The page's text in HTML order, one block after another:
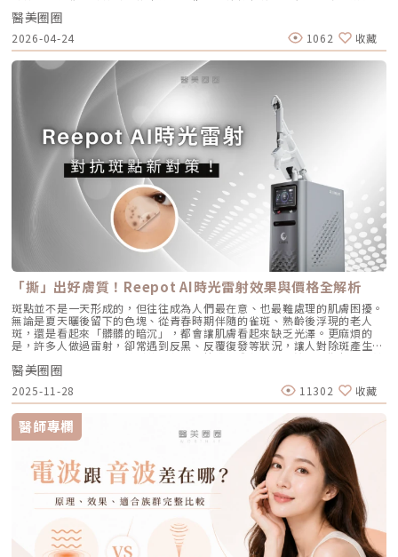
程，觀察治療前後肌膚狀態的變化，供大家參考了解療程效果。璞菲洛
Profhilo常見Q&AQ1：PROFHILO和水光療程有什麼差別？ 水光著重在肌
膚表層補水，讓皮膚變得水嫩透亮；而PROFHILO作用層次更深，不只補
水，還能活化膠原蛋白、彈力蛋白等細胞修復，提升整體彈性與緊緻度。它
的特點是透過穩定擴散來刺激肌膚自我修復，不靠刺激或破壞，適合想全面
改善膚況的人。Q2：可以和電波、音波等療程搭配嗎？ 可與電波、音波等
療程搭配使用，建議間隔約兩週，具體施打順序與時間需由醫師評估。電
波、音波術後可加速肌膚修復並延長效果，但需等皮膚完全降溫後再進行
Profhilo療程。施打前請務必諮詢醫師，遵從專業建議安排療程。Q3：璞
菲洛每年需要打幾次？ 一個完整療程通常包含三次施打，前兩次相隔約一
個月，第三次則可在四到六個月後進行。視個人膚況與需求，也可安排後續
加強療程，以延續效果。Q4：頸紋、手部老化也能打嗎？ 可以。Profhilo
在頸部與手背同樣有良好表現，能改善乾紋與鬆弛，是全方位肌膚重建療
程。Q5：是否適合所有膚質？ 大多數人皆可接受，但孕婦、哺乳中女性與
對玻尿酸過敏者不建議施打。Q6：哪些人適合做Profhilo？需要幾歲才能
做？Profhilo適合有初期老化、乾燥或鬆弛困擾的人，通常建議從30歲以後
就可以評估施作。特別推薦給希望改善膚況，又不想讓五官改變或產生膨脹
感的人。Q7：施打Profhilo會很痛嗎？會不會腫？需要修復期嗎？療程過
程簡單快速，使用極細針在臉部五個特定位點注射，疼痛感輕微。少數人會
有暫時性紅腫或小腫塊，通常幾小時內可自然消退，不會影響日常活動。
Q8：Profhilo成分天然嗎？會不會引起過敏？Profhilo採用高純度、非動
物來源的玻尿酸，不含常見交聯劑成分，安全性高，過敏反應發生機率非常
低，並獲得歐盟CE安全認證。Profhilo璞菲洛是突破傳統玻尿酸觀念的療
程，不以填充為主，而是提升肌膚自癒力與膚質的「逆時針保養」新選擇。
如果你渴望不影響生活的微創保養，並希望從根本改善膚質，Profhilo 絕
對值得你列入考量。在選擇療程前，務必諮詢專業醫師，評估自身膚況與適
合方案，才能真正達到年輕又自然的理想狀態。選擇合法診所、專業醫師與
原廠產品，是安全變美的不二法門。★溫馨提醒★小編要提醒大家，醫療並
非單純的商業交易，所有的療程都伴隨著風險。因此，作為消費者應該謹慎
選擇合適的醫療方案，以確保安全與健康。
技術，結合我對面部結構的美感理解，悉心守護妳每一寸肌膚的張力。如果
您也對輪廓的流失感到焦慮，或者正猶豫哪種療程最適合自己，歡迎預約來
診間，讓我們在一個放鬆、透明的環境下，一起討論出最適合您的減齡計
畫。
藍寶石接觸式冷卻系統。在雷射擊發前、擊發中與擊發後，冷卻系統會持續
將表皮溫度維持在安全的低溫狀態。這不僅能防止表皮熱傷害、避免術後反
黑，更大幅降低了療程中的痛感，讓患者在不需要敷麻藥的情況下（視個人
耐受度而定），也能順利完成治療。AviClear 戰痘雷射 vs. 藍雷射與傳統療
法：抗痘金大PK過去我們面對嚴重的青春痘，「吞口服A酸」幾乎是唯一的
終極解方。然而，隨著光電科技的突破，現代的醫美抗痘已經邁入了「精準
破壞皮脂腺」的新紀元。目前市面上討論度最高的兩大抗痘黑科技，分別是
AviClear 戰痘雷射與 CAPRI 藍雷射。雖然兩者都主打不吃藥、從根源控
油，但在波長與作用機制上卻有著根本的差異。我們該如何選擇？它們與傳
統的口服A酸又有什麼不同？以下為您全面解析。頂尖對決：AviClear 戰痘
雷射 vs. CAPRI 藍雷射這兩款都是目前熱門的無藥物抗痘雷射，雖然目標一
致，但「作戰策略」卻截然不同：1. AviClear 戰痘雷射（1726nm）：專
注皮脂腺的「源頭阻斷」作用原理：搭載專利 1726nm 波長，具備極高的
「油脂專一性」，能穿透皮膚精準鎖定並加熱肥大的皮脂腺，使其萎縮。核
心強項：直接從源頭切斷出油量並破壞痘痘的生長環境，主打極長效的抗痘
與控油效果，非常適合追求長期穩定膚況、不想依賴藥物的人。2. CAPRI
藍雷射（1450nm + 450nm）：控油＋殺菌的「雙效複合」作用原理：結
合 1450nm 的熱能來縮減皮脂腺（控油），同時搭配 450nm 藍光直接消
滅表皮的痤瘡桿菌（殺菌）。核心強項：雙管齊下，對於臉上正在急性發
炎、紅腫的痘痘，具有極佳的立即退紅與消炎效果，適合需要快速壓制大面
積發炎的患者。3. 傳統終極武器：口服A酸（Isotretinoin）作用原理：屬
於全身性的系統性治療。它能全面抑制皮脂腺分泌、使皮脂腺萎縮，同時促
進毛囊正常角化，並大幅減少發炎反應與痤瘡桿菌增生。核心強項：能夠一
次打擊痘痘的四大成因，對於嚴重型、結節囊腫型痘痘，或是對其他治療
（包含抗生素、外用藥膏）無效的頑固型痘痘，具有極高的治癒率與長效
性。需注意事項：伴隨較明顯的副作用，最常見包含嘴唇乾裂、皮膚乾燥脫
皮、眼睛乾澀等。此外，孕婦絕對禁用（具致畸胎性），療程期間需配合醫
師定期抽血監測肝功能與血脂，且通常需持續服用數個月至一年以上以達到
標準的累積劑量。CAPRI 藍雷射與 AviClear 戰痘雷射最主要的差異，在於
「雷射波長」與「對油脂的吸收破壞力」。簡單來說，藍雷射主打「控油加
殺菌」的雙效機制，適合用來對付輕中度的痘痘與毛孔粗大問題；而
1726nm 的戰痘雷射則是專為「阻斷皮脂腺」而生，能精準且深度地破壞
出油源頭，因此更適合用來拯救中重度發炎、滿臉油光，以及長年反覆發作
的頑固型痘痘肌。誰最適合打 AviClear 戰痘雷射？如果符合以下任一情
況，AviClear 將會是非常值得評估的投資： 口服藥物恐懼或不適應者：曾
經吃過口服 A 酸但無法忍受乾燥脫皮，或是抽血發現肝指數異常而被迫停藥
的人。 備孕中或哺乳中的女性：口服 A 酸有強烈的致畸胎性，停藥後仍需
避孕一段時間；而戰痘雷射純粹是物理性光電治療，對全身系統無影響（但
孕婦本身基於安全考量，雷射療程前仍須經醫師評估）。 滿臉油光、毛孔
粗大者：即使目前沒有嚴重的發炎痘痘，但深受「中東油田」困擾，希望從
根本減少出油量的人。 作息不正常、壓力型成人痘：針對因為熬夜、壓力
大導致賀爾蒙波動，進而反覆在下巴、兩頰爆發的成人痘，精準破壞皮脂腺
能有效阻斷復發。 深色肌膚患者：過去許多雷射（如脈衝光、某些淨膚雷
射）在深色肌膚上容易引發熱傷害或色素沉澱（反黑）。AviClear 的
被撐大，就像是被撐鬆的橡皮筋，光靠日常塗抹保養品是很難「完全逆轉」
的。想要有效改善毛孔粗大，我們必須先搞懂你的毛孔是哪一種「型」，才
能對症下藥！這篇文章將帶你從日常保養到專業醫美療程，全面拯救毛孔粗
大的終極對策。為什麼我的毛孔會變大？揭開毛孔粗大的 6大元兇在探討怎
麼解決之前，我們得先抓出讓毛孔變大的罪魁禍首。毛孔粗大絕對不是單一
原因造成的，通常是以下幾個因素交織而成的結果：1. 【油脂型毛孔】：中
東油田的擴建工程毛孔是皮脂排出的主要通道。當你的皮脂腺天生比較發
達，或是受到氣溫升高、荷爾蒙波動、常吃高油高糖食物影響，導致出油量
大增時，通道就會被迫「擴建」來排出這些大量油脂。2. 【角質型毛孔】：
通道堵塞引發的連鎖反應健康的肌膚會自然代謝老廢角質，但如果代謝異
常，這些廢棄角質就會和皮脂、空氣中的髒污混合在一起，死死地堵塞在毛
孔開口。久而久之，毛孔就像被塞了軟木塞一樣，被越撐越大。3. 【老化型
毛孔】：膠原蛋白流失的初老警報真皮層中的「膠原蛋白」和「彈力蛋白」
就像是撐起毛孔的堅固地基。隨著年齡增長，或是長期不防曬導致的「光老
化」，地基流失、失去支撐力，毛孔邊緣的肌膚就會順著地心引力往下垂。
4. 【缺水型毛孔】：肌膚乾旱造成的表面危機這點常被許多人忽略！當角質
層極度缺水時，毛孔周圍的表皮細胞會像失去水分的蘋果一樣乾癟、萎縮，
無法飽滿排列。在細胞與細胞之間的縫隙變大之下，視覺上毛孔就顯得非常
明顯。5. 【疤痕型毛孔】：手癢硬擠留下的歷史遺跡嚴格來說這已經是「痘
疤」的範疇。過去長了嚴重的發炎性青春痘，或是手癢過度暴力擠壓，導致
真皮層組織嚴重受損。在傷口修復的過程中產生了纖維化拉扯，最終形成不
可逆的凹洞。6. 【蟎蟲型毛孔】：隱形的微小房客在作怪我們的臉上本來就
有共生的「蠕形蟎蟲」，但當免疫力下降、皮脂分泌失衡，或是過度清潔破
壞皮脂膜時，蟎蟲就會大量異常繁殖。牠們會啃食皮脂、進出毛囊，蟲體的
排泄物與屍體會引發毛囊發炎，進而把毛孔撐大。如何從日常居家保養穩住
毛孔不失控？雖然保養品無法讓已經擴大的毛孔完全「縮回」，但正確的居
家保養，能幫助控制毛孔不再進一步擴張，並改善整體膚質的平滑度。1. 溫
和清潔，不過度刺激：選擇胺基酸系等溫和潔顏產品，一天清潔 1～2 次即
可。避免頻繁使用磨砂或強力去角質產品，以減少對皮膚屏障的刺激。2. 適
度使用酸類，幫助代謝角質：對於油脂分泌較旺或粉刺型毛孔，可在醫師或
專業建議下使用酸類保養品： 水楊酸（BHA）：脂溶性，能深入毛孔幫助
油脂代謝，常用於黑頭與粉刺調理。 果酸（AHA，如甘醇酸、乳酸）：主要
作用於表層角質更新，改善肌膚粗糙。 杏仁酸：屬於果酸的一種但兼具親
脂特性，屬較溫和的酸類選擇。3. 抗老成分 A醇（Retinol）：A醇是目前研
究較完整的抗老成分之一，可促進表皮更新，並間接支持膠原蛋白生成，對
於老化型毛孔與膚質粗糙有一定幫助。但 A醇具有刺激性，建議採取低濃
度、循序漸進方式建立耐受。4. 防曬是關鍵保護：紫外線是造成膠原蛋白流
失與肌膚老化的重要因素之一。長期日曬會加速毛孔鬆弛，因此無論晴雨都
應確實做好防曬（塗抹防曬乳或物理性遮蔽）。醫美療程如何精準對抗毛孔
粗大？如果你期待的是肉眼可見的改善幅度，相比起日常保養，專業的醫美
療程通常會是更直接且具效率的選擇之一。隨著醫美科技的不斷進步，針對
不同成因的毛孔問題都有相對應的解方！1. 溫和深層清潔：海菲秀
（HydraFacial）原理：屬於非侵入性的保養。利用專利的負壓水渦流技
術，溫和無痛地吸出毛孔深層的黑頭、白頭粉刺與多餘皮脂，同時導入高濃
度的保濕與抗氧化精華。適合誰：出油粉刺型毛孔、怕痛不敢打雷射、想作
醫美圈圈
2026-04-24 1062 收藏
「撕」出好膚質！Reepot AI時光雷射效果與價格全解析
斑點並不是一天形成的，但往往成為人們最在意、也最難處理的肌膚困擾。
無論是夏天曬後留下的色塊、從青春時期伴隨的雀斑、熟齡後浮現的老人
斑，還是看起來「髒髒的暗沉」，都會讓肌膚看起來缺乏光澤。更麻煩的
是，許多人做過雷射，卻常遇到反黑、反覆復發等狀況，讓人對除斑產生陰
影。 Reepot AI時光雷射（仿單名為「蕾璞釹雅各雷射系統」，衛部醫器輸
字第 037165 號）自 2025 年 7 月上市後便迅速受到關注，被視為色素治
療領域重要新進展。它重新定義了傳統除斑的思維，將以往以熱能為主的
「燒灼式破壞」，轉變為更精準、更可控的「震碎式處理」，再結合 AI 影
像分析與超冷卻保護，使治療不僅更安全、也更貼近現代人追求的舒適與高
效率。對於過去因反黑、修復期長或效果不均而猶豫的族群而言，Reepot
的出現為除斑帶來全新的可能。 這篇文章就帶你理解Reepot 到底怎麼運
作？和你聽過的皮秒、傳統雷射有什麼不同？誰適合做、誰不適合？效果、
術後照護、價格又是多少呢？希望能讓你在做選擇前，有完整且中立的參
考。為什麼斑點這麼難纏？了解色素成因，是選擇療程前最重要的一步許多
人以為斑點只是「曬太陽造成的色塊」，但實際上臉上的每一顆斑，都可能
有不同來源。色素形成的原因多元，深度位置也不相同，因此在治療上自然
不能以單一方式應對。常見的斑點來源包括：一、紫外線長期累積的影響日
曬會刺激黑色素細胞活躍，形成曬斑、雀斑或不均勻暗沉。二、基因與體質
因素有些人天生黑色素細胞較敏感，斑點更容易在年輕時就出現。三、荷爾
蒙波動包含懷孕、避孕藥、壓力、作息不穩等，都可能使色素活躍，例如熟
醫美圈圈
2025-11-28 11302 收藏
醫師專欄